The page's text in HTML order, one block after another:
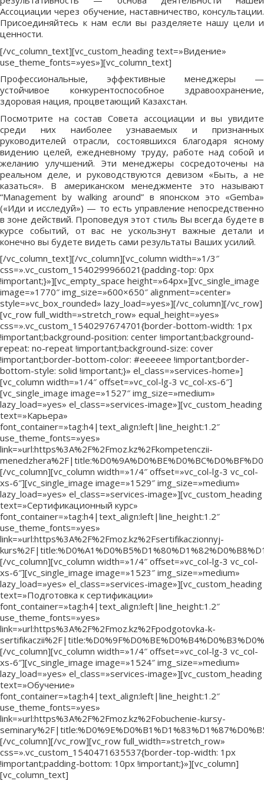
Ассоциации через обучение, наставничество, консультации.
Присоединяйтесь к нам если вы разделяете нашу цели и
ценности.
[/vc_column_text][vc_custom_heading text=»Видение»
use_theme_fonts=»yes»][vc_column_text]
Профессиональные, эффективные менеджеры —
устойчивое конкурентоспособное здравоохранение,
здоровая нация, процветающий Казахстан.
Посмотрите на состав Совета ассоциации и вы увидите
среди них наиболее узнаваемых и признанных
руководителей отрасли, состоявшихся благодаря ясному
видению целей, ежедневному труду, работе над собой и
желанию улучшений. Эти менеджеры сосредоточены на
реальном деле, и руководствуются девизом «Быть, а не
казаться». В американском менеджменте это называют
“Management by walking around” в японском это «Gemba»
(«Иди и исследуй») — то есть управление непосредственно
в зоне действий. Проповедуя этот стиль Вы всегда будете в
курсе событий, от вас не ускользнут важные детали и
конечно вы будете видеть сами результаты Ваших усилий.
[/vc_column_text][/vc_column][vc_column width=»1/3″
css=».vc_custom_1540299966021{padding-top: 0px
!important;}»][vc_empty_space height=»64px»][vc_single_image
image=»1770″ img_size=»600×650″ alignment=»center»
style=»vc_box_rounded» lazy_load=»yes»][/vc_column][/vc_row]
[vc_row full_width=»stretch_row» equal_height=»yes»
css=».vc_custom_1540297674701{border-bottom-width: 1px
!important;background-position: center !important;background-
repeat: no-repeat !important;background-size: cover
!important;border-bottom-color: #eeeeee !important;border-
bottom-style: solid !important;}» el_class=»services-home»]
[vc_column width=»1/4″ offset=»vc_col-lg-3 vc_col-xs-6″]
[vc_single_image image=»1527″ img_size=»medium»
lazy_load=»yes» el_class=»services-image»][vc_custom_heading
text=»Карьера»
font_container=»tag:h4|text_align:left|line_height:1.2″
use_theme_fonts=»yes»
link=»url:https%3A%2F%2Fmoz.kz%2Fkompetenczii-
[/vc_column][vc_column width=»1/4″ offset=»vc_col-lg-3 vc_col-
xs-6″][vc_single_image image=»1529″ img_size=»medium»
lazy_load=»yes» el_class=»services-image»][vc_custom_heading
text=»Сертификационный курс»
font_container=»tag:h4|text_align:left|line_height:1.2″
use_theme_fonts=»yes»
link=»url:https%3A%2F%2Fmoz.kz%2Fsertifikaczionnyj-
[/vc_column][vc_column width=»1/4″ offset=»vc_col-lg-3 vc_col-
xs-6″][vc_single_image image=»1523″ img_size=»medium»
lazy_load=»yes» el_class=»services-image»][vc_custom_heading
text=»Подготовка к сертификации»
font_container=»tag:h4|text_align:left|line_height:1.2″
use_theme_fonts=»yes»
link=»url:https%3A%2F%2Fmoz.kz%2Fpodgotovka-k-
[/vc_column][vc_column width=»1/4″ offset=»vc_col-lg-3 vc_col-
xs-6″][vc_single_image image=»1524″ img_size=»medium»
lazy_load=»yes» el_class=»services-image»][vc_custom_heading
text=»Обучение»
font_container=»tag:h4|text_align:left|line_height:1.2″
use_theme_fonts=»yes»
link=»url:https%3A%2F%2Fmoz.kz%2Fobuchenie-kursy-
[/vc_column][/vc_row][vc_row full_width=»stretch_row»
css=».vc_custom_1540471635537{border-top-width: 1px
!important;padding-bottom: 10px !important;}»][vc_column]
[vc_column_text]